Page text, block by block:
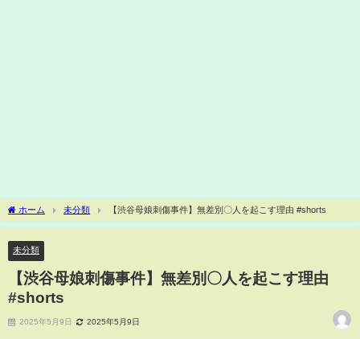
ホーム 未分類 【渋谷母娘刺傷事件】無差別〇人を起こす理由 #shorts
未分類
【渋谷母娘刺傷事件】無差別〇人を起こす理由
#shorts
2025年5月9日 2025年5月9日